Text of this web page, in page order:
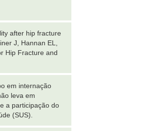
after hip fracture
J, Hannan EL,
Hip Fracture and
em internação
leva em
a participação do
(SUS).